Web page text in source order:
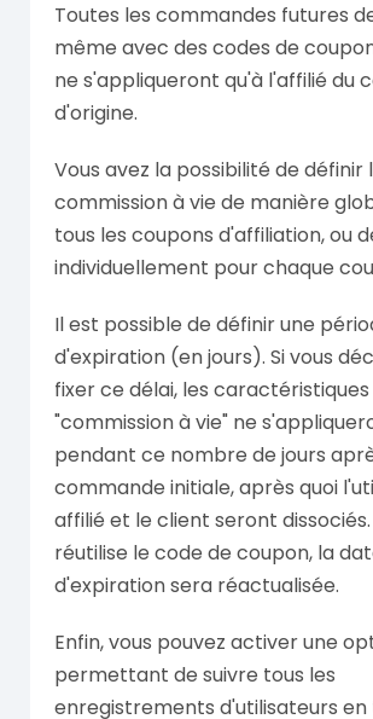
Toutes les commandes futures
même avec des codes de
ne s'appliqueront qu'à l'affilié du
d'origine.
Vous avez la possibilité de définir
commission à vie de manière
tous les coupons d'affiliation, ou
individuellement pour chaque
Il est possible de définir une
d'expiration (en jours). Si vous
fixer ce délai, les
"commission à vie" ne
pendant ce nombre de jours
commande initiale, après quoi
affilié et le client seront
réutilise le code de coupon, la
d'expiration sera réactualisée.
Enfin, vous pouvez activer une
permettant de suivre tous les
enregistrements d'utilisateurs